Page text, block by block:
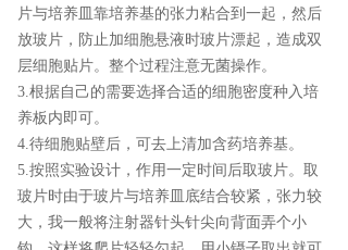
片与培养皿靠培养基的张力粘合到一起，然后
放玻片，防止加细胞悬液时玻片漂起，造成双
层细胞贴片。整个过程注意无菌操作。
3.根据自己的需要选择合适的细胞密度种入培
养板内即可。
4.待细胞贴壁后，可去上清加含药培养基。
5.按照实验设计，作用一定时间后取玻片。取
玻片时由于玻片与培养皿底结合较紧，张力较
大，我一般将注射器针头针尖向背面弄个小